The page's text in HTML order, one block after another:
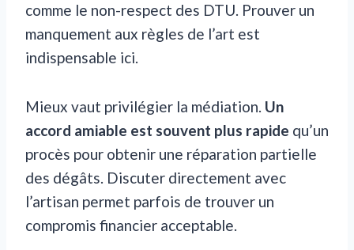
comme le non-respect des DTU. Prouver un
manquement aux règles de l’art est
indispensable ici.
Mieux vaut privilégier la médiation. Un
accord amiable est souvent plus rapide qu’un
procès pour obtenir une réparation partielle
des dégâts. Discuter directement avec
l’artisan permet parfois de trouver un
compromis financier acceptable.